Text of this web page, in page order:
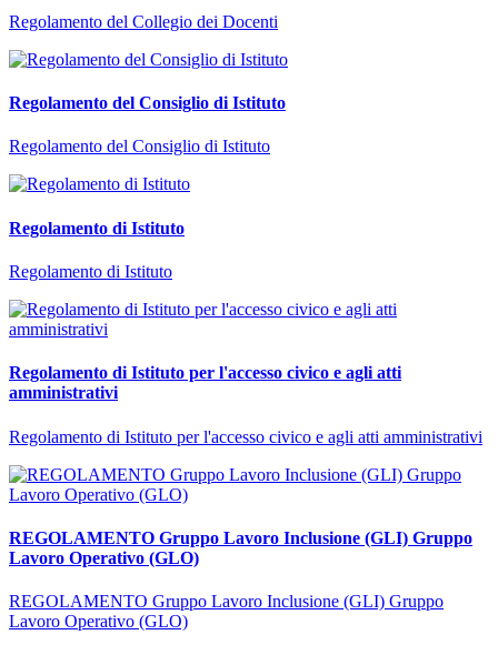
Regolamento del Collegio dei Docenti
Regolamento del Consiglio di Istituto
Regolamento del Consiglio di Istituto
Regolamento di Istituto
Regolamento di Istituto
Regolamento di Istituto per l'accesso civico e agli atti
amministrativi
Regolamento di Istituto per l'accesso civico e agli atti amministrativi
REGOLAMENTO Gruppo Lavoro Inclusione (GLI) Gruppo
Lavoro Operativo (GLO)
REGOLAMENTO Gruppo Lavoro Inclusione (GLI) Gruppo
Lavoro Operativo (GLO)